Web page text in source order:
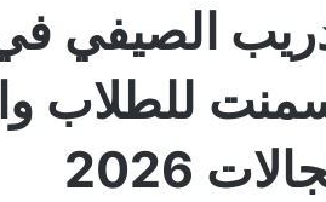
الصيفي
للطلاب
2026